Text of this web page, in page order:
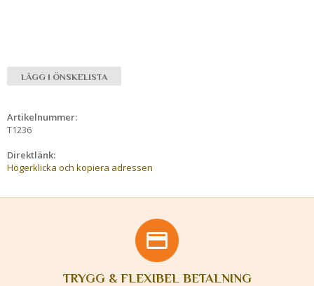
LÄGG I ÖNSKELISTA
Artikelnummer:
T1236
Direktlänk:
Högerklicka och kopiera adressen
TRYGG & FLEXIBEL BETALNING